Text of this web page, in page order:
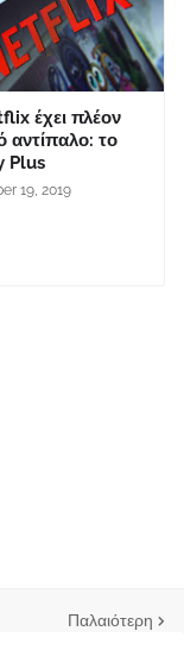
έχει πλέον
αντίπαλο: το
Plus
19, 2019
Παλαιότερη